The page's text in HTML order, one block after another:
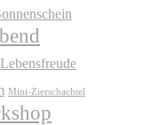
Lebensfreude
Mini-Zierschachtel